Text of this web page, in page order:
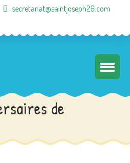
secretariat@saintjoseph26.com
de